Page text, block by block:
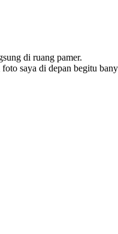
di ruang pamer.
saya di depan begitu